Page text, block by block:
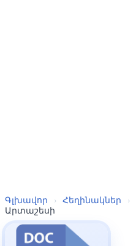
Գլխավոր › Հեղինակներ ›
Արտաշեսի